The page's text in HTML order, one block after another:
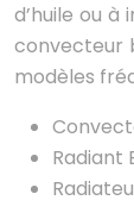
d’huile ou
convecteur
modèles
Radiant